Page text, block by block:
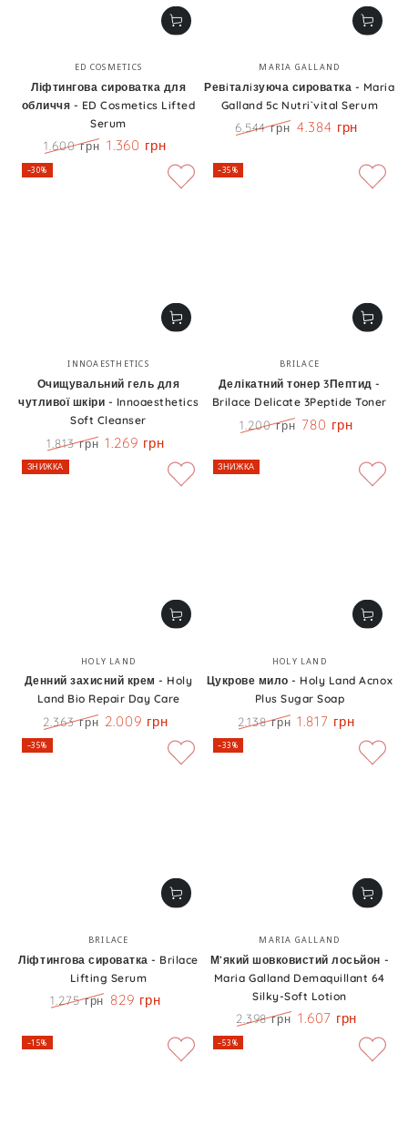
Бренд:
ED COSMETICS
Ліфтингова сироватка для
обличчя - ED Cosmetics Lifted
Serum
Ціна
1.600 грн 1.360 грн
Бренд:
MARIA GALLAND
Ревiталiзуюча сироватка - Maria
Galland 5c Nutri`vital Serum
6.544 грн 4.384 грн
Бренд:
INNOAESTHETICS
Очищувальний гель для
чутливої шкіри - Innoaesthetics
Soft Cleanser
Ціна
1.813 грн 1.269 грн
–30%
Бренд:
BRILACE
Делікатний тонер 3Пептид -
Brilace Delicate 3Peptide Toner
1.200 грн 780 грн
–35%
Бренд:
HOLY LAND
Денний захисний крем - Holy
Land Bio Repair Day Care
Ціна
2.363 грн 2.009 грн
ЗНИЖКА
Бренд:
HOLY LAND
Цукрове мило - Holy Land Acnox
Plus Sugar Soap
Ціна
2.138 грн 1.817 грн
ЗНИЖКА
Бренд:
BRILACE
Ліфтингова сироватка - Brilace
Lifting Serum
1.275 грн 829 грн
–35%
Бренд:
MARIA GALLAND
М’який шовковистий лосьйон -
Maria Galland Demaquillant 64
Silky-Soft Lotion
Ціна
2.398 грн 1.607 грн
–33%
–15% –53%